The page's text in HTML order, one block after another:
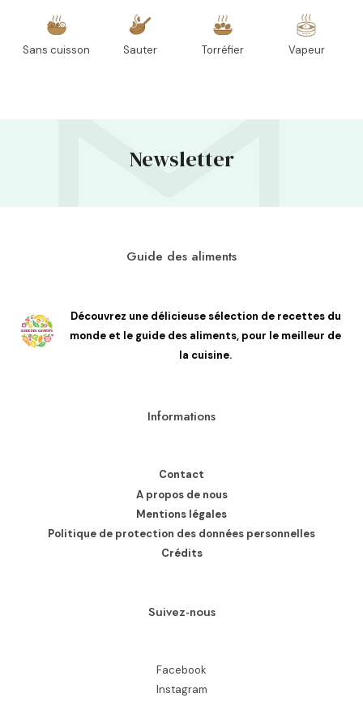
Sans cuisson Sauter Torréfier Vapeur
Newsletter
Guide des aliments
Découvrez une délicieuse sélection de recettes du
monde et le guide des aliments, pour le meilleur de
la cuisine.
Informations
Contact
A propos de nous
Mentions légales
Politique de protection des données personnelles
Crédits
Suivez-nous
Facebook
Instagram